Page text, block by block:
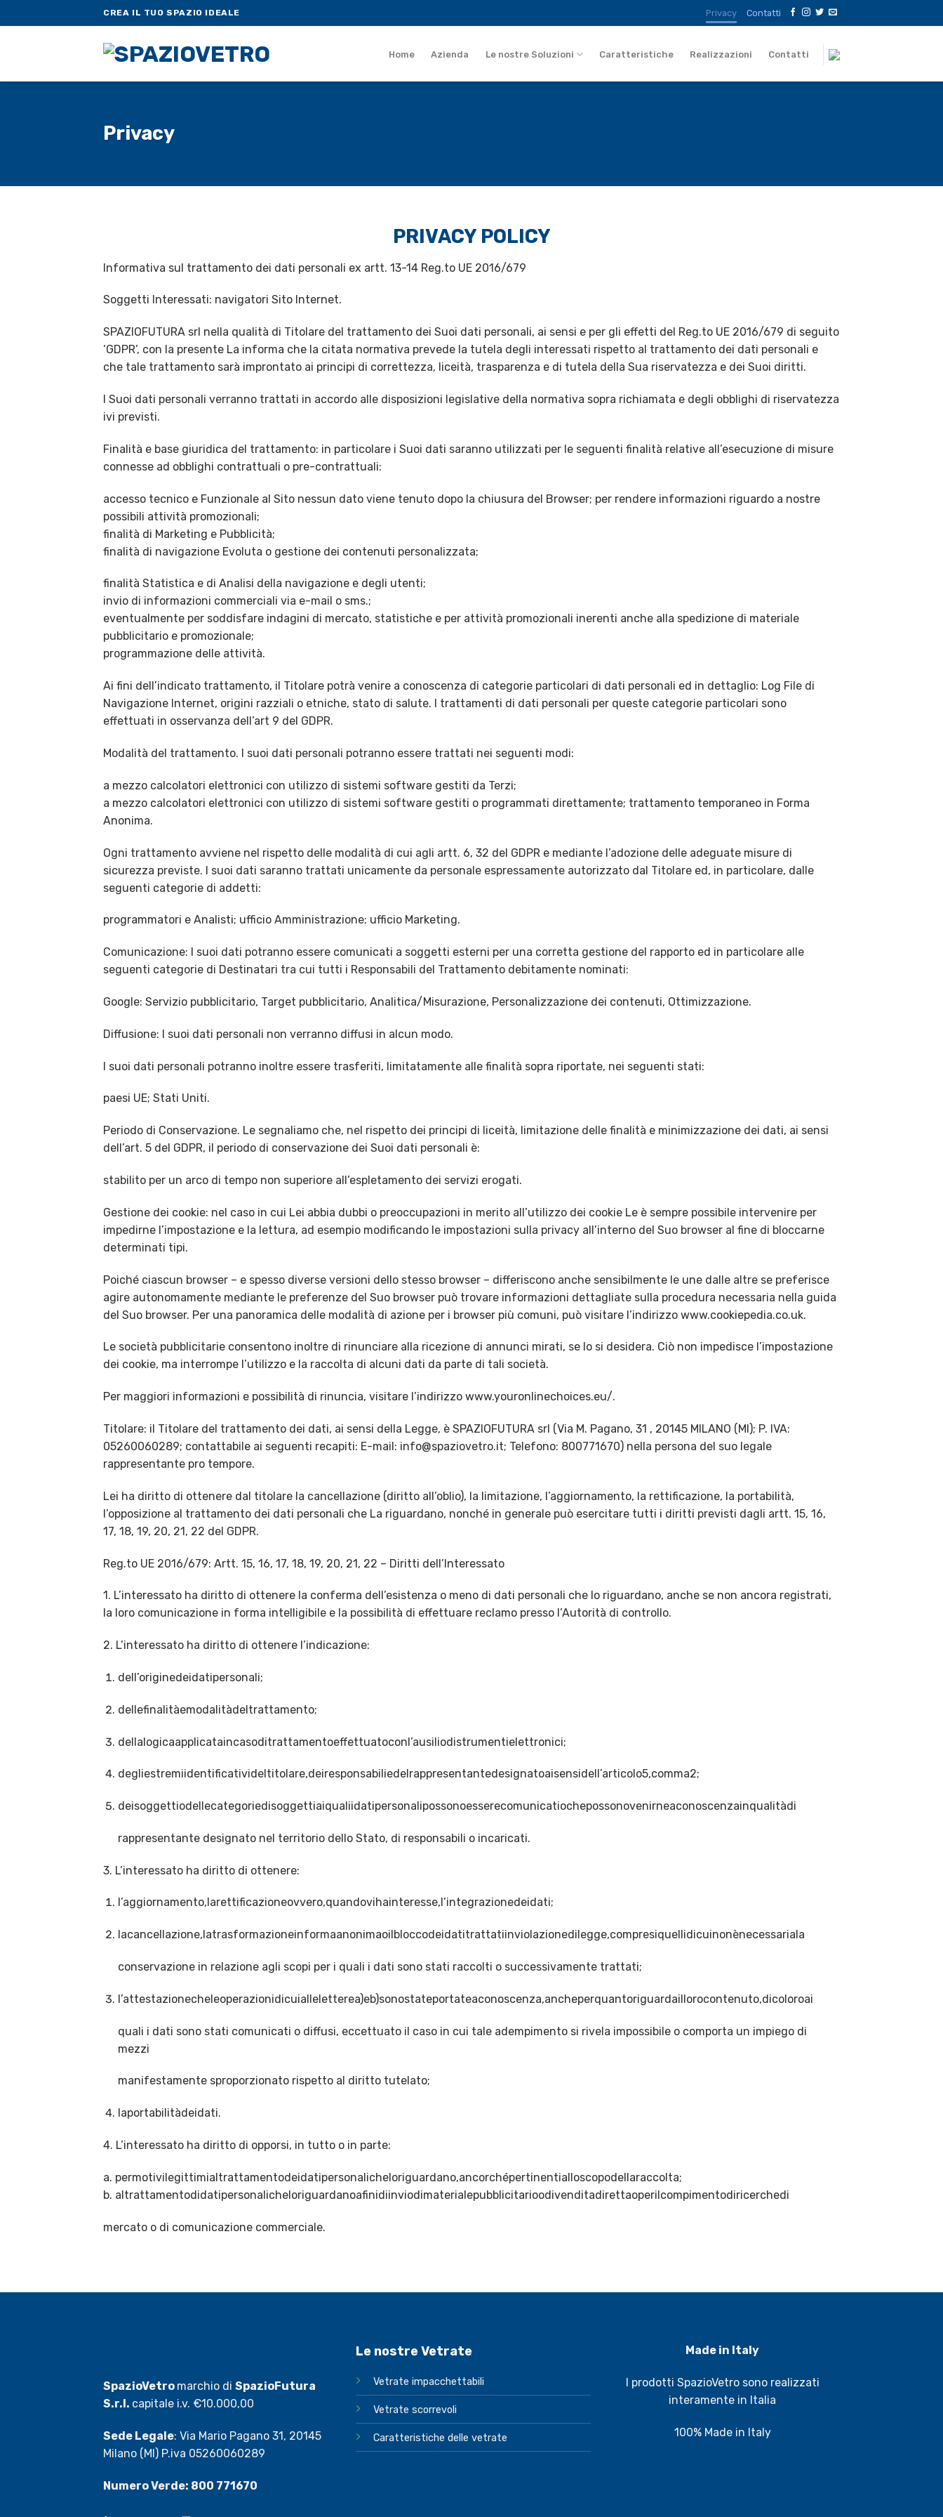
to
CREA IL TUO SPAZIO IDEALE Privacy Contatti
Home Azienda Le nostre Soluzioni Caratteristiche Realizzazioni Contatti
Privacy
PRIVACY POLICY
Informativa sul trattamento dei dati personali ex artt. 13-14 Reg.to UE 2016/679
Soggetti Interessati: navigatori Sito Internet.
SPAZIOFUTURA srl nella qualità di Titolare del trattamento dei Suoi dati personali, ai sensi e per gli effetti del Reg.to UE 2016/679 di seguito
‘GDPR’, con la presente La informa che la citata normativa prevede la tutela degli interessati rispetto al trattamento dei dati personali e
che tale trattamento sarà improntato ai principi di correttezza, liceità, trasparenza e di tutela della Sua riservatezza e dei Suoi diritti.
I Suoi dati personali verranno trattati in accordo alle disposizioni legislative della normativa sopra richiamata e degli obblighi di riservatezza
ivi previsti.
Finalità e base giuridica del trattamento: in particolare i Suoi dati saranno utilizzati per le seguenti finalità relative all’esecuzione di misure
connesse ad obblighi contrattuali o pre-contrattuali:
accesso tecnico e Funzionale al Sito nessun dato viene tenuto dopo la chiusura del Browser; per rendere informazioni riguardo a nostre
possibili attività promozionali;
finalità di Marketing e Pubblicità;
finalità di navigazione Evoluta o gestione dei contenuti personalizzata;
finalità Statistica e di Analisi della navigazione e degli utenti;
invio di informazioni commerciali via e-mail o sms.;
eventualmente per soddisfare indagini di mercato, statistiche e per attività promozionali inerenti anche alla spedizione di materiale
pubblicitario e promozionale;
programmazione delle attività.
Ai fini dell’indicato trattamento, il Titolare potrà venire a conoscenza di categorie particolari di dati personali ed in dettaglio: Log File di
Navigazione Internet, origini razziali o etniche, stato di salute. I trattamenti di dati personali per queste categorie particolari sono
effettuati in osservanza dell’art 9 del GDPR.
Modalità del trattamento. I suoi dati personali potranno essere trattati nei seguenti modi:
a mezzo calcolatori elettronici con utilizzo di sistemi software gestiti da Terzi;
a mezzo calcolatori elettronici con utilizzo di sistemi software gestiti o programmati direttamente; trattamento temporaneo in Forma
Anonima.
Ogni trattamento avviene nel rispetto delle modalità di cui agli artt. 6, 32 del GDPR e mediante l’adozione delle adeguate misure di
sicurezza previste. I suoi dati saranno trattati unicamente da personale espressamente autorizzato dal Titolare ed, in particolare, dalle
seguenti categorie di addetti:
programmatori e Analisti; ufficio Amministrazione; ufficio Marketing.
Comunicazione: I suoi dati potranno essere comunicati a soggetti esterni per una corretta gestione del rapporto ed in particolare alle
seguenti categorie di Destinatari tra cui tutti i Responsabili del Trattamento debitamente nominati:
Google: Servizio pubblicitario, Target pubblicitario, Analitica/Misurazione, Personalizzazione dei contenuti, Ottimizzazione.
Diffusione: I suoi dati personali non verranno diffusi in alcun modo.
I suoi dati personali potranno inoltre essere trasferiti, limitatamente alle finalità sopra riportate, nei seguenti stati:
paesi UE; Stati Uniti.
Periodo di Conservazione. Le segnaliamo che, nel rispetto dei principi di liceità, limitazione delle finalità e minimizzazione dei dati, ai sensi
dell’art. 5 del GDPR, il periodo di conservazione dei Suoi dati personali è:
stabilito per un arco di tempo non superiore all’espletamento dei servizi erogati.
Gestione dei cookie: nel caso in cui Lei abbia dubbi o preoccupazioni in merito all’utilizzo dei cookie Le è sempre possibile intervenire per
impedirne l’impostazione e la lettura, ad esempio modificando le impostazioni sulla privacy all’interno del Suo browser al fine di bloccarne
determinati tipi.
Poiché ciascun browser – e spesso diverse versioni dello stesso browser – differiscono anche sensibilmente le une dalle altre se preferisce
agire autonomamente mediante le preferenze del Suo browser può trovare informazioni dettagliate sulla procedura necessaria nella guida
del Suo browser. Per una panoramica delle modalità di azione per i browser più comuni, può visitare l’indirizzo www.cookiepedia.co.uk.
Le società pubblicitarie consentono inoltre di rinunciare alla ricezione di annunci mirati, se lo si desidera. Ciò non impedisce l’impostazione
dei cookie, ma interrompe l’utilizzo e la raccolta di alcuni dati da parte di tali società.
Per maggiori informazioni e possibilità di rinuncia, visitare l’indirizzo www.youronlinechoices.eu/.
Titolare: il Titolare del trattamento dei dati, ai sensi della Legge, è SPAZIOFUTURA srl (Via M. Pagano, 31 , 20145 MILANO (MI); P. IVA:
05260060289; contattabile ai seguenti recapiti: E-mail: info@spaziovetro.it; Telefono: 800771670) nella persona del suo legale
rappresentante pro tempore.
Lei ha diritto di ottenere dal titolare la cancellazione (diritto all’oblio), la limitazione, l’aggiornamento, la rettificazione, la portabilità,
l’opposizione al trattamento dei dati personali che La riguardano, nonché in generale può esercitare tutti i diritti previsti dagli artt. 15, 16,
17, 18, 19, 20, 21, 22 del GDPR.
Reg.to UE 2016/679: Artt. 15, 16, 17, 18, 19, 20, 21, 22 – Diritti dell’Interessato
1. L’interessato ha diritto di ottenere la conferma dell’esistenza o meno di dati personali che lo riguardano, anche se non ancora registrati,
la loro comunicazione in forma intelligibile e la possibilità di effettuare reclamo presso l’Autorità di controllo.
2. L’interessato ha diritto di ottenere l’indicazione:
dell’originedeidatipersonali;
dellefinalitàemodalitàdeltrattamento;
dellalogicaapplicataincasoditrattamentoeffettuatoconl’ausiliodistrumentielettronici;
degliestremiidentificativideltitolare,deiresponsabiliedelrappresentantedesignatoaisensidell’articolo5,comma2;
deisoggettiodellecategoriedisoggettiaiqualiidatipersonalipossonoesserecomunicatiochepossonovenirneaconoscenzainqualitàdi
rappresentante designato nel territorio dello Stato, di responsabili o incaricati.
3. L’interessato ha diritto di ottenere:
l’aggiornamento,larettificazioneovvero,quandovihainteresse,l’integrazionedeidati;
lacancellazione,latrasformazioneinformaanonimaoilbloccodeidatitrattatiinviolazionedilegge,compresiquellidicuinonènecessariala
conservazione in relazione agli scopi per i quali i dati sono stati raccolti o successivamente trattati;
l’attestazionecheleoperazionidicuialleletterea)eb)sonostateportateaconoscenza,ancheperquantoriguardaillorocontenuto,dicoloroai
quali i dati sono stati comunicati o diffusi, eccettuato il caso in cui tale adempimento si rivela impossibile o comporta un impiego di
mezzi
manifestamente sproporzionato rispetto al diritto tutelato;
laportabilitàdeidati.
4. L’interessato ha diritto di opporsi, in tutto o in parte:
a. permotivilegittimialtrattamentodeidatipersonalicheloriguardano,ancorchépertinentialloscopodellaraccolta;
b. altrattamentodidatipersonalicheloriguardanoafinidiinviodimaterialepubblicitarioodivenditadirettaoperilcompimentodiricerchedi
mercato o di comunicazione commerciale.
SpazioVetro marchio di SpazioFutura
S.r.l. capitale i.v. €10.000,00
Sede Legale: Via Mario Pagano 31, 20145
Milano (MI) P.iva 05260060289
Numero Verde: 800 771670
Le nostre Vetrate
Vetrate impacchettabili
Vetrate scorrevoli
Caratteristiche delle vetrate
Made in Italy
I prodotti SpazioVetro sono realizzati
interamente in Italia
100% Made in Italy